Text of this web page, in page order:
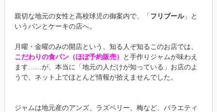
親切な地元の女性と高校球児の御案内で、「 フリブール」と
いうパンとケーキの店へ。
月曜・金曜のみの開店という、知る人ぞ知るこのお店では、
こだわりの食パン（ほぼ予約販売）
と手作りジャムが味わえ
ます……が、本当に「地元の人だけが知っている」お店のよ
うで、ネット上でほとんど情報が拾えませんでした。
ジャムは地元産のアンズ、ラズベリー、梅など、バラエティ